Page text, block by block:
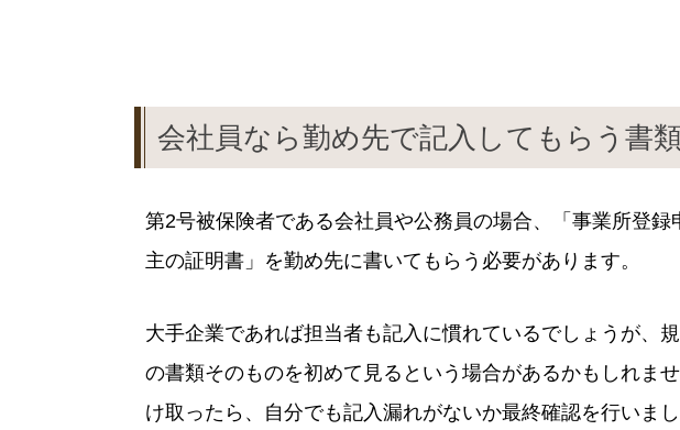
会社員なら勤め先で記入してもらう書
第2号被保険者である会社員や公務員の場合、「事業所登
主の証明書」を勤め先に書いてもらう必要があります。
大手企業であれば担当者も記入に慣れているでしょうが、
の書類そのものを初めて見るという場合があるかもしれま
け取ったら、自分でも記入漏れがないか最終確認を行いまし